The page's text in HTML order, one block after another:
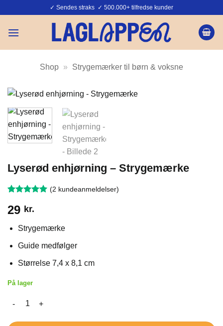
indhold
✓ Sendes straks ✓ 500.000+ tilfredse kunder
Shop » Strygemærker til børn & voksne
Lyserød enhjørning – Strygemærke
som
5ud
på
kundebedømmelser
(2 kundeanmeldelser)
29 kr.
Strygemærke
Guide medfølger
Størrelse 7,4 x 8,1 cm
På lager
Lyserød enhjørning - Strygemærke antal